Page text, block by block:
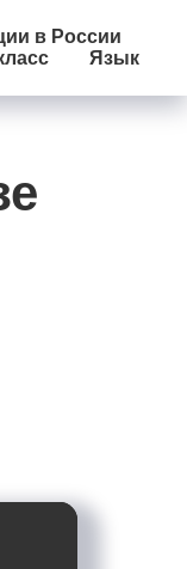
в России
Язык